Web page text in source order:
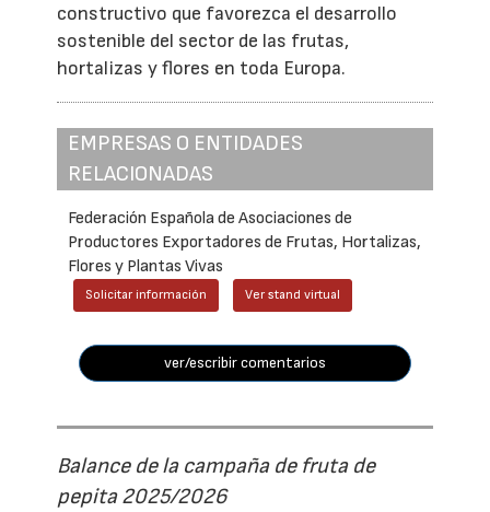
constructivo que favorezca el desarrollo
sostenible del sector de las frutas,
hortalizas y flores en toda Europa.
EMPRESAS O ENTIDADES
RELACIONADAS
Federación Española de Asociaciones de
Productores Exportadores de Frutas, Hortalizas,
Flores y Plantas Vivas
Solicitar información Ver stand virtual
ver/escribir comentarios
Balance de la campaña de fruta de
pepita 2025/2026